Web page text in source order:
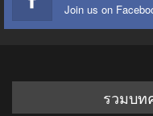
Join us on
รวมบท